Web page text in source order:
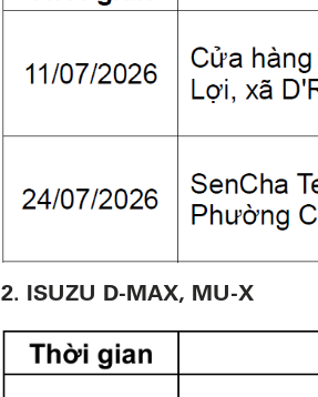
2. ISUZU D-MAX, MU-X